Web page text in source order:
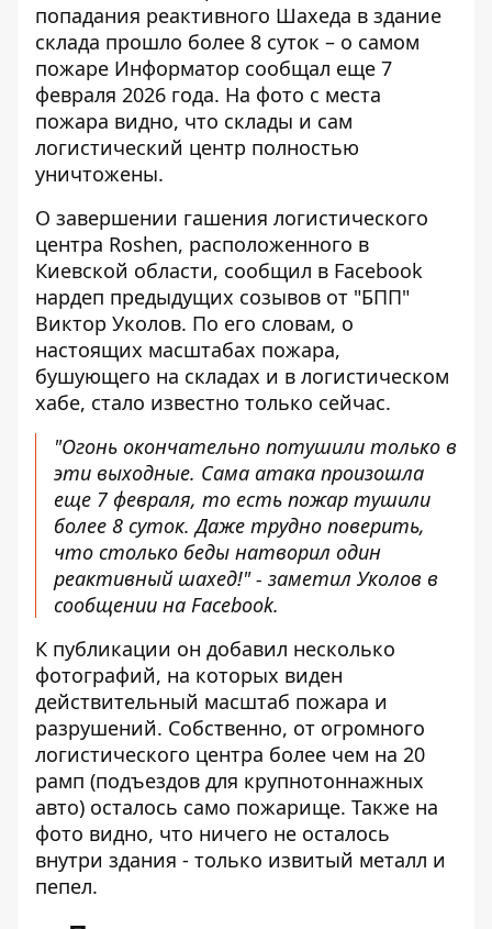
попадания реактивного Шахеда в здание
склада прошло более 8 суток – о самом
пожаре Информатор сообщал еще 7
февраля 2026 года. На фото с места
пожара видно, что склады и сам
логистический центр полностью
уничтожены.
О завершении гашения логистического
центра Roshen, расположенного в
Киевской области, сообщил в Facebook
нардеп предыдущих созывов от "БПП"
Виктор Уколов. По его словам, о
настоящих масштабах пожара,
бушующего на складах и в логистическом
хабе, стало известно только сейчас.
"Огонь окончательно потушили только в
эти выходные. Сама атака произошла
еще 7 февраля, то есть пожар тушили
более 8 суток. Даже трудно поверить,
что столько беды натворил один
реактивный шахед!" - заметил Уколов в
сообщении на Facebook.
К публикации он добавил несколько
фотографий, на которых виден
действительный масштаб пожара и
разрушений. Собственно, от огромного
логистического центра более чем на 20
рамп (подъездов для крупнотоннажных
авто) осталось само пожарище. Также на
фото видно, что ничего не осталось
внутри здания - только извитый металл и
пепел.